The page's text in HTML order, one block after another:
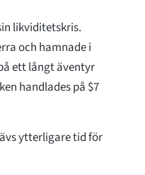
likviditetskris.
och hamnade i
ett långt äventyr
handlades på $7
ytterligare tid för